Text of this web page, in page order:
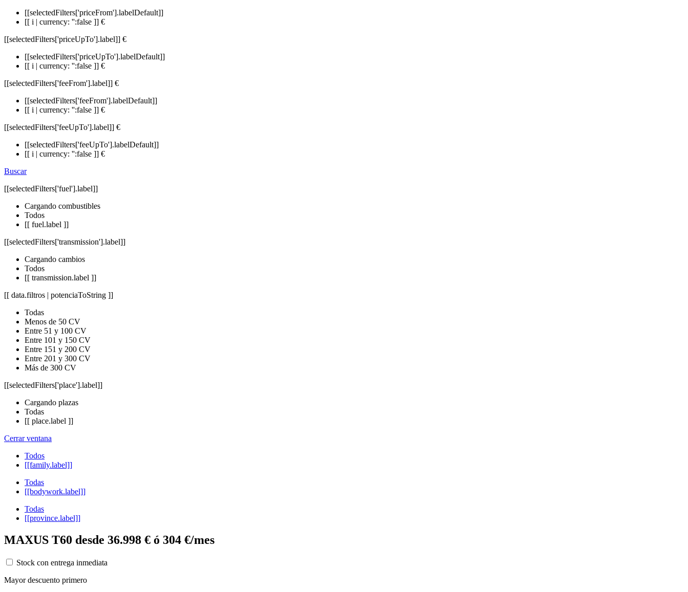
[[selectedFilters['priceFrom'].labelDefault]]
[[ i | currency: '':false ]] €
[[selectedFilters['priceUpTo'].label]] €
[[selectedFilters['priceUpTo'].labelDefault]]
[[ i | currency: '':false ]] €
[[selectedFilters['feeFrom'].label]] €
[[selectedFilters['feeFrom'].labelDefault]]
[[ i | currency: '':false ]] €
[[selectedFilters['feeUpTo'].label]] €
[[selectedFilters['feeUpTo'].labelDefault]]
[[ i | currency: '':false ]] €
Buscar
[[selectedFilters['fuel'].label]]
Cargando combustibles
Todos
[[ fuel.label ]]
[[selectedFilters['transmission'].label]]
Cargando cambios
Todos
[[ transmission.label ]]
[[ data.filtros | potenciaToString ]]
Todas
Menos de 50 CV
Entre 51 y 100 CV
Entre 101 y 150 CV
Entre 151 y 200 CV
Entre 201 y 300 CV
Más de 300 CV
[[selectedFilters['place'].label]]
Cargando plazas
Todas
[[ place.label ]]
Cerrar ventana
Todos
[[family.label]]
Todas
[[bodywork.label]]
Todas
[[province.label]]
MAXUS T60 desde 36.998 € ó 304 €/mes
Stock con entrega inmediata
Mayor descuento primero